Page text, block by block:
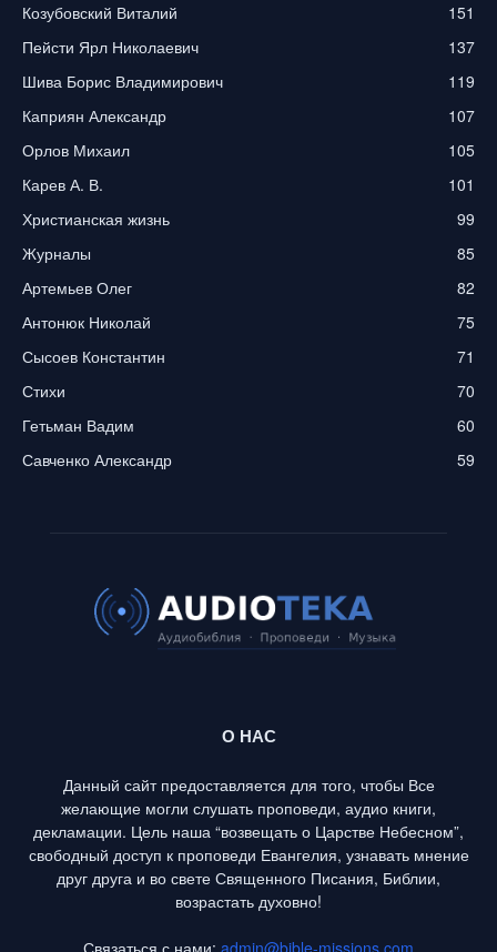
Козубовский Виталий
151
Пейсти Ярл Николаевич
137
Шива Борис Владимирович
119
Каприян Александр
107
Орлов Михаил
105
Карев А. В.
101
Христианская жизнь
99
Журналы
85
Артемьев Олег
82
Антонюк Николай
75
Сысоев Константин
71
Стихи
70
Гетьман Вадим
60
Савченко Александр
59
О НАС
Данный сайт предоставляется для того, чтобы Все
желающие могли слушать проповеди, аудио книги,
декламации. Цель наша “возвещать о Царстве Небесном”,
свободный доступ к проповеди Евангелия, узнавать мнение
друг друга и во свете Священного Писания, Библии,
возрастать духовно!
Связаться с нами: admin@bible-missions.com